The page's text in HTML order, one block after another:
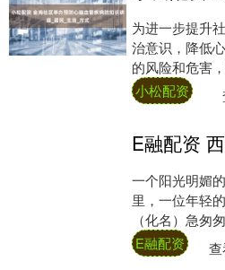
为进一步提升
治意识，降低
的风险和危害
西岗区香炉礁
8月8日....
小松配资
一个阳光明媚
里，一位年轻
（化名）急匆
虑，对孩子的
看我....
E融配资